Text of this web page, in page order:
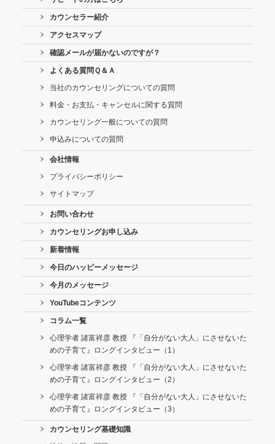
カウンセラー紹介
アクセスマップ
確認メールが届かないのですが？
よくある質問Ｑ＆Ａ
当社のカウンセリングについての質問
料金・お支払・キャンセルに関する質問
カウンセリング一般についての質問
申込みについての質問
会社情報
プライバシーポリシー
サイトマップ
お問い合わせ
カウンセリングお申し込み
新着情報
今日のハッピーメッセージ
今月のメッセージ
YouTubeコンテンツ
コラム一覧
心理学者 諸富祥彦 教授 『「自分がない大人」にさせないた
めの子育て』ロングインタビュー（1）
心理学者 諸富祥彦 教授 『「自分がない大人」にさせないた
めの子育て』ロングインタビュー（2）
心理学者 諸富祥彦 教授 『「自分がない大人」にさせないた
めの子育て』ロングインタビュー（3）
カウンセリング基礎知識